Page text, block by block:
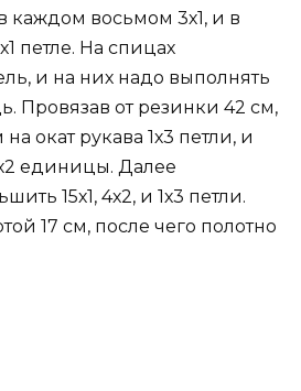
каждом восьмом 3х1, и в
петле. На спицах
и на них надо выполнять
Провязав от резинки 42 см,
окат рукава 1х3 петли, и
единицы. Далее
15х1, 4х2, и 1х3 петли.
17 см, после чего полотно